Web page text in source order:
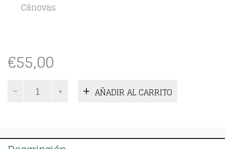
Cánovas
€55,00
Episodios
Nacionales.
Único
AÑADIR AL CARRITO